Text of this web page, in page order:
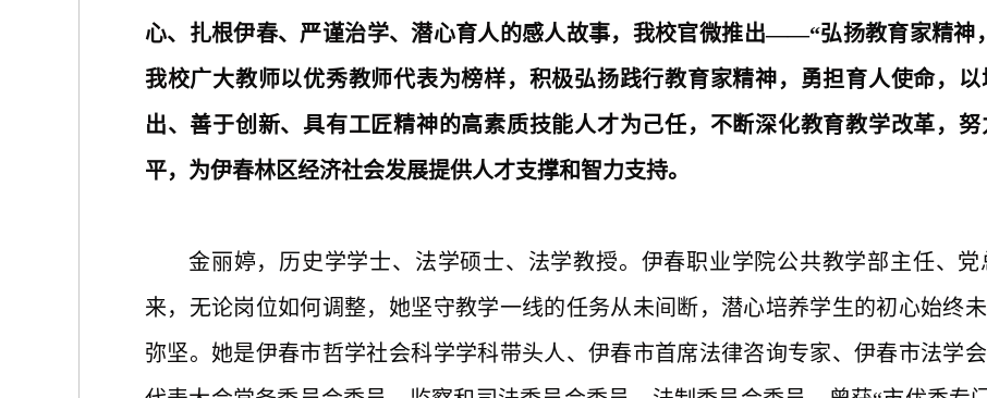
心、 扎根伊春、严谨治学、潜心育人的感人故事，我校官微推出——“弘扬教育家精神
我校广大教师以优秀教师代表为榜样，积极弘扬践行教育家精神，勇担育人使命，
出、善于创新、 具有工匠精神的高素质技能人才为己任，不断深化教育教学改革，
平，为伊春林区经济社会发展提供人才支撑和智力支持。
金丽婷，历史学学士、法学硕士、法学教授。伊春职业学院公共教学部主任、
来，无论岗位如何调整，她坚守教学一线的任务从未间断，潜心培养学生的初心始终
弥坚。她是伊春市哲学社会科学学科带头人、伊春市首席法律咨询专家、伊春市法学